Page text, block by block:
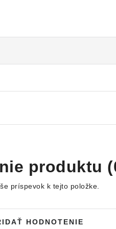
produktu
príspevok k tejto položke.
HODNOTENIE